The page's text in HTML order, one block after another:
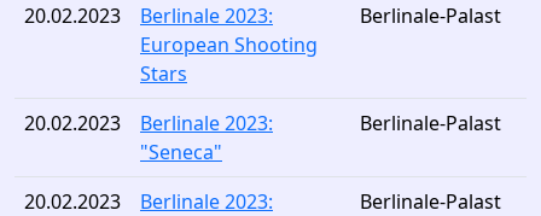
20.02.2023
Berlinale 2023:
European Shooting
Stars
Berlinale-Palast
20.02.2023
Berlinale 2023:
"Seneca"
Berlinale-Palast
20.02.2023
Berlinale 2023:
Berlinale-Palast